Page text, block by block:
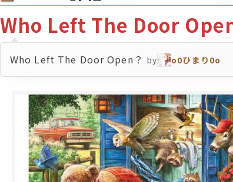
Who Left The Door
Who Left The Door Open？ by o0ひまり0o